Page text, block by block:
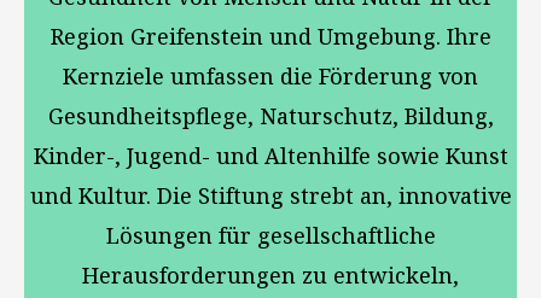
Region Greifenstein und Umgebung. Ihre
Kernziele umfassen die Förderung von
Gesundheitspflege, Naturschutz, Bildung,
Kinder-, Jugend- und Altenhilfe sowie Kunst
und Kultur. Die Stiftung strebt an, innovative
Lösungen für gesellschaftliche
Herausforderungen zu entwickeln,